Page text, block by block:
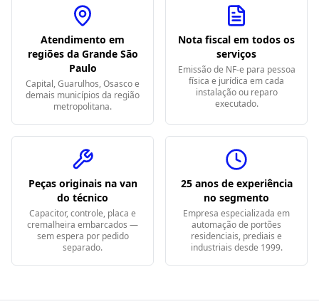
Atendimento em
regiões da Grande São
Paulo
Capital, Guarulhos, Osasco e
demais municípios da região
metropolitana.
Nota fiscal em todos os
serviços
Emissão de NF-e para pessoa
física e jurídica em cada
instalação ou reparo
executado.
Peças originais na van
do técnico
Capacitor, controle, placa e
cremalheira embarcados —
sem espera por pedido
separado.
25 anos de experiência
no segmento
Empresa especializada em
automação de portões
residenciais, prediais e
industriais desde 1999.